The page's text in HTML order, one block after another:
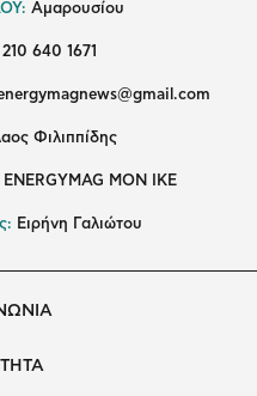
Αμαρουσίου
640 1671
Φιλιππίδης
ENERGYMAG ΜΟΝ ΙΚΕ
Ειρήνη Γαλιώτου